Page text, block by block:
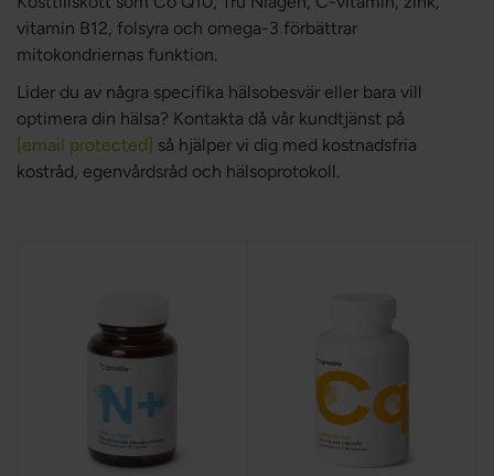
vitamin B12, folsyra och omega-3 förbättrar
mitokondriernas funktion.
Lider du av några specifika hälsobesvär eller bara vill
optimera din hälsa? Kontakta då vår kundtjänst på
[email protected] så hjälper vi dig med kostnadsfria
kostråd, egenvårdsråd och hälsoprotokoll.